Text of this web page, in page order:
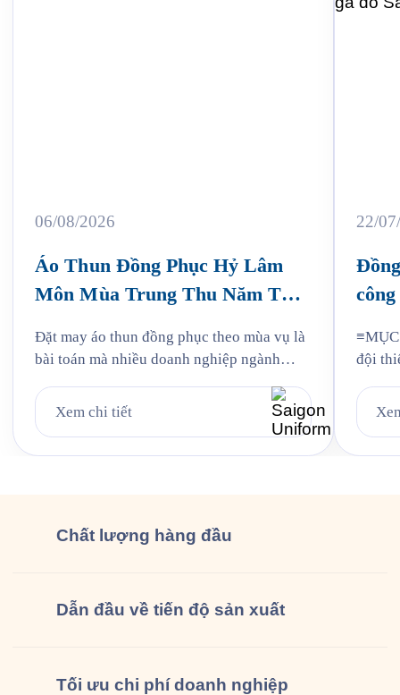
06/08/2026
Áo Thun Đồng Phục Hỷ Lâm
Môn Mùa Trung Thu Năm Thứ
Đặt may áo thun đồng phục theo mùa vụ là
bài toán mà nhiều doanh nghiệp ngành
Môn cũng vậy. Cứ đến hẹn lại lên, mỗi năm
khi mùa bánh Trung Thu về, Hỷ Lâm Môn
Xem chi tiết
22/
đội
mẫu
Quy
Chất lượng hàng đầu
Dẫn đầu về tiến độ sản xuất
Tối ưu chi phí doanh nghiệp